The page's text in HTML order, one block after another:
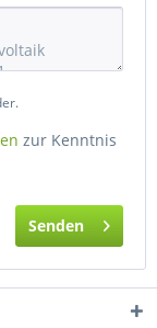
zur Kenntnis
Senden